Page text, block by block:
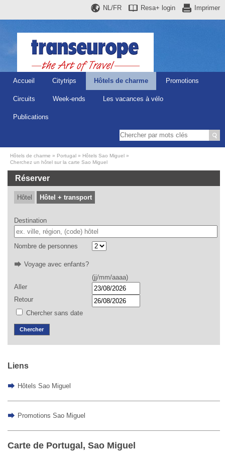
Imprimer
Resa+ login
NL/FR
Accueil Citytrips Hôtels de charme Promotions
Circuits Week-ends Les vacances à vélo
Publications
Hôtels de charme Portugal
Hôtels Sao Miguel
Cherchez un hôtel sur la carte Sao Miguel
Réserver
Hôtel Hôtel + transport
Destination
Nombre de personnes
Voyage avec enfants?
(jj/mm/aaaa)
Aller
Retour
Chercher sans date
Chercher
Liens
Hôtels Sao Miguel
Promotions Sao Miguel
Carte de Portugal, Sao Miguel